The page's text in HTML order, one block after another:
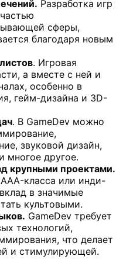
Разработка игр
сферы,
благодаря новым
. Игровая
а вместе с ней и
особенно в
гейм-дизайна и 3D-
. В GameDev можно
звуковой дизайн,
многое другое.
крупными проектами.
класса или инди-
в значимые
культовыми.
GameDev требует
технологий,
что делает
и стимулирующей.